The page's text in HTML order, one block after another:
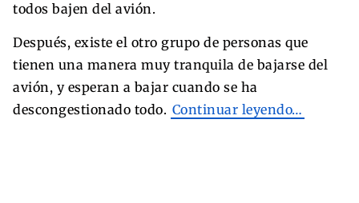
todos bajen del avión.
Después, existe el otro grupo de personas que
tienen una manera muy tranquila de bajarse del
avión, y esperan a bajar cuando se ha
descongestionado todo. Continuar leyendo…